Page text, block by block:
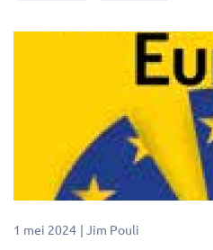
1 mei 2024 Jim Pouli